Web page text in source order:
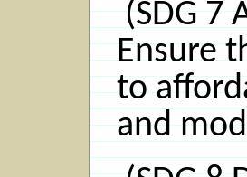
(SDG 7
Ensure
to
and